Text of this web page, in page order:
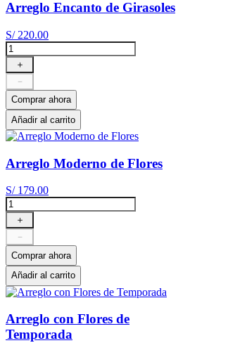
Arreglo Encanto de Girasoles
S/ 220.00
＋
－
Comprar ahora
Añadir al carrito
Arreglo Moderno de Flores
S/ 179.00
＋
－
Comprar ahora
Añadir al carrito
Arreglo con Flores de
Temporada